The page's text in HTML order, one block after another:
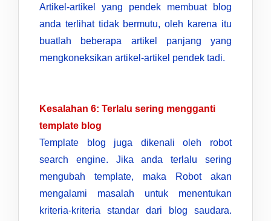
Artikel-artikel yang pendek membuat blog
anda terlihat tidak bermutu, oleh karena itu
buatlah beberapa artikel panjang yang
mengkoneksikan artikel-artikel pendek tadi.
Kesalahan 6: Terlalu sering mengganti
template blog
Template blog juga dikenali oleh robot
search engine. Jika anda terlalu sering
mengubah template, maka Robot akan
mengalami masalah untuk menentukan
kriteria-kriteria standar dari blog saudara.